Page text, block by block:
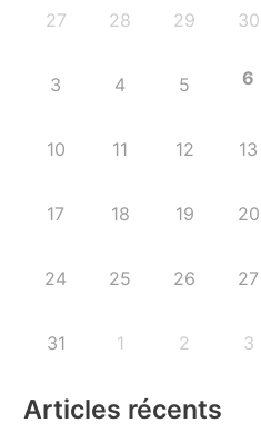
27 28 29 30
3 4 5 6
10 11 12 13
17 18 19 20
24 25 26 27
31 1 2 3
Articles récents